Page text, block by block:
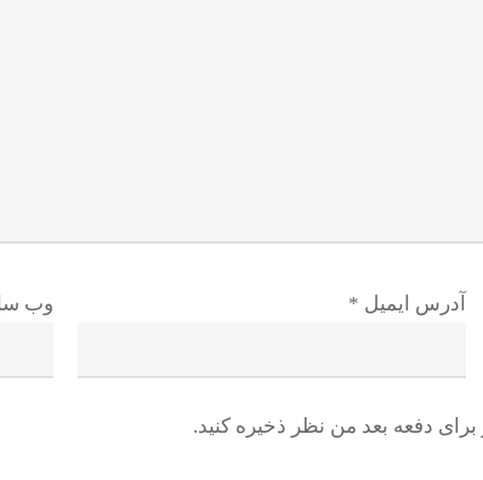
آدرس ایمیل * وب
دفعه بعد من نظر ذخیره کنید.